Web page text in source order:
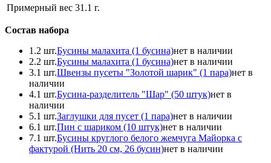
Примерный вес 31.1 г.
Состав набора
1.2 шт.Бусины малахита (1 бусина)нет в наличии
2.2 шт.Бусины малахита (1 бусина)нет в наличии
3.1 шт.Швензы пусеты "Золотой шарик" (1 пара)нет в
наличии
4.1 шт.Бусина-разделитель "Шар" (50 штук)нет в
наличии
5.1 шт.Заглушки для пусeт (1 пара)нет в наличии
6.1 шт.Пин с шариком (10 штук)нет в наличии
7.1 шт.Бусины круглого белого жемчуга Майорка с
фактурой (Нить 20 см, 26 бусин)нет в наличии